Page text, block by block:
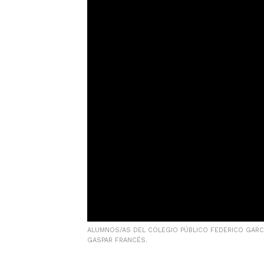
ALUMNOS/AS DEL COLEGIO PÚBLICO FEDERICO
GASPAR FRANCÉS.